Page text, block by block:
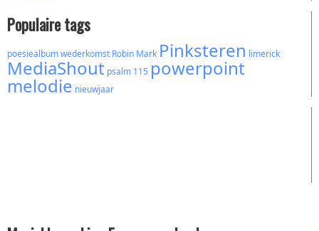
Populaire tags
poesiealbumwederkomst Robin Mark Pinksteren limerick
MediaShout psalm 115 powerpoint
melodie nieuwjaar